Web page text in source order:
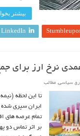
بیشتر
LinkedIn
نرخ ارز برای
,سیاسی, مطالب
ایران سپری
تمام عرصه های
بر اثر تماس دو